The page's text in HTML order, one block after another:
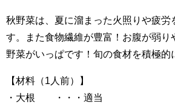
秋野菜は、夏に溜まった火照りや疲労
す。また食物繊維が豊富！お腹が弱り
野菜がいっぱです！旬の食材を積極的
【材料（1人前）】
・大根 ・・・適当